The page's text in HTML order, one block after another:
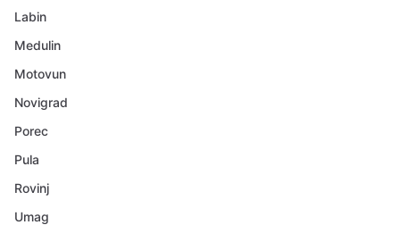
Labin
Medulin
Motovun
Novigrad
Porec
Pula
Rovinj
Umag